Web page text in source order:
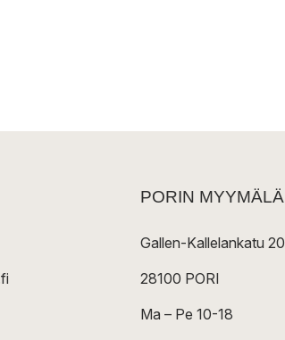
PORIN MYYMÄLÄ
Gallen-Kallelankatu 20
28100 PORI
Ma – Pe 10-18